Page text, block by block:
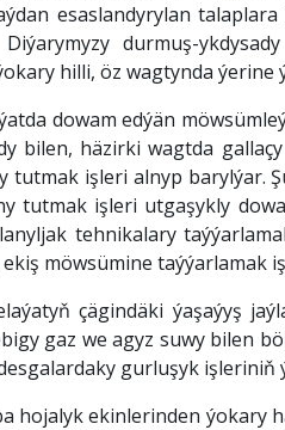
esaslandyrylan
durmuş-
hilli, öz wagtynda
dowam edýän
bilen, häzirki wagtda
işleri alnyp barylýar.
tutmak işleri utgaşykly
tehnikalary
möwsümine taýýarlamak
çägindäki ýaşaýyş
gaz we agyz suwy bilen
gurluşyk işleriniň
hojalyk ekinlerinden ýokary